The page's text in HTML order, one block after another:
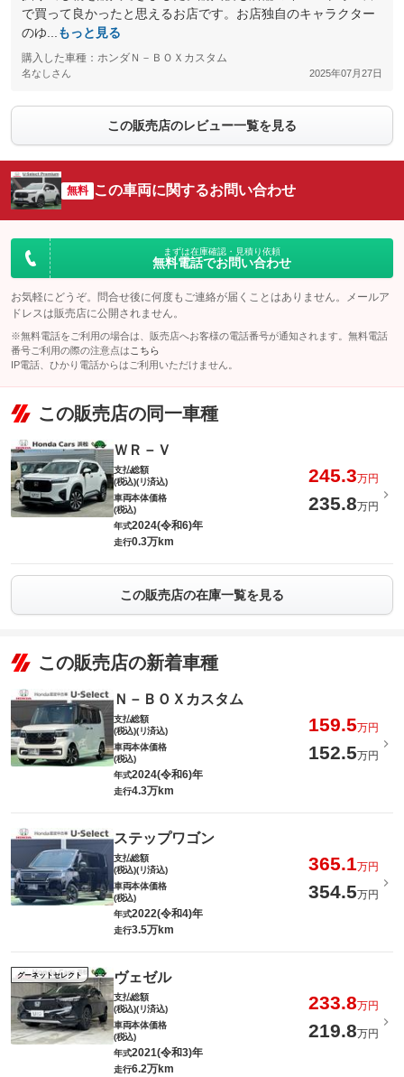
で買って良かったと思えるお店です。お店独自のキャラクター
のゆ...
もっと見る
購入した車種：ホンダＮ－ＢＯＸカスタム
名なしさん 2025年07月27日
この販売店のレビュー一覧を見る
無料 この車両に関するお問い合わせ
まずは在庫確認・見積り依頼
無料電話でお問い合わせ
お気軽にどうぞ。問合せ後に何度もご連絡が届くことはありません。メールア
ドレスは販売店に公開されません。
※無料電話をご利用の場合は、販売店へお客様の電話番号が通知されます。無料電話
番号ご利用の際の注意点は こちら
IP電話、ひかり電話からはご利用いただけません。
この販売店の同一車種
ＷＲ－Ｖ
支払総額
(税込)(リ済込)
245.3万円
車両本体価格
(税込)
235.8万円
年式2024(令和6)年
走行0.3万km
この販売店の在庫一覧を見る
この販売店の新着車種
Ｎ－ＢＯＸカスタム
支払総額
(税込)(リ済込)
159.5万円
車両本体価格
(税込)
152.5万円
年式2024(令和6)年
走行4.3万km
ステップワゴン
支払総額
(税込)(リ済込)
365.1万円
車両本体価格
(税込)
354.5万円
年式2022(令和4)年
走行3.5万km
グーネットセレクト ヴェゼル
支払総額
(税込)(リ済込)
233.8万円
車両本体価格
(税込)
219.8万円
年式2021(令和3)年
走行6.2万km